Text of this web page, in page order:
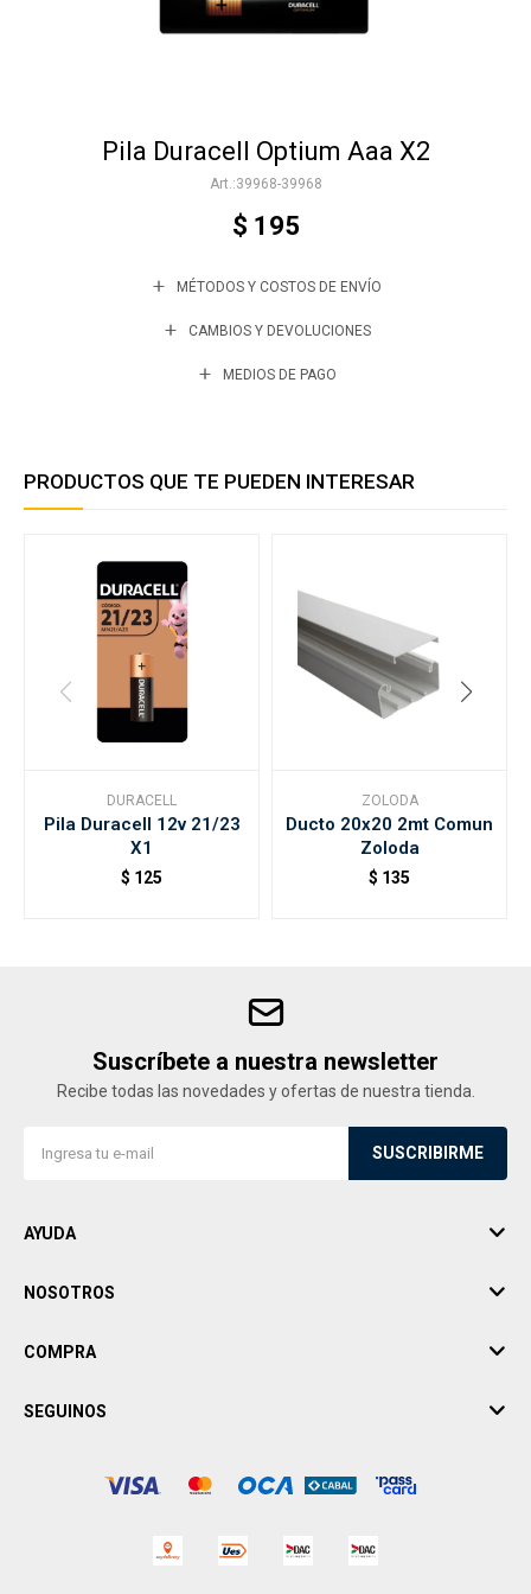
Pila Duracell Optium Aaa X2
39968-39968
$ 195
MÉTODOS Y COSTOS DE ENVÍO
CAMBIOS Y DEVOLUCIONES
MEDIOS DE PAGO
PRODUCTOS QUE TE PUEDEN INTERESAR
DURACELL
Pila Duracell 12v 21/23
X1
$ 125
ZOLODA
Ducto 20x20 2mt Comun
Zoloda
$ 135
Suscríbete a nuestra newsletter
Recibe todas las novedades y ofertas de nuestra tienda.
SUSCRIBIRME
AYUDA
NOSOTROS
COMPRA
SEGUINOS